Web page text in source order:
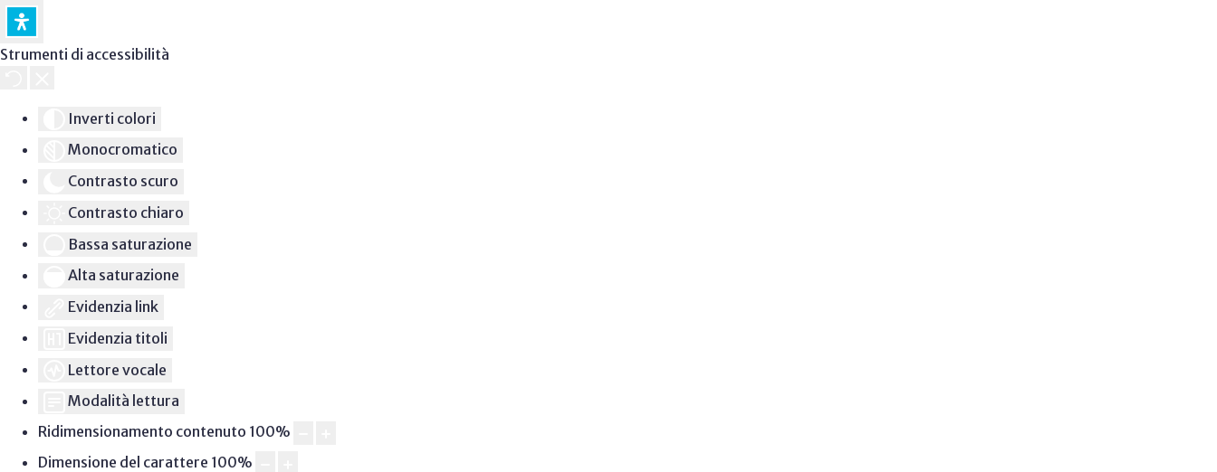
Strumenti di accessibilità
Inverti colori
Monocromatico
Contrasto scuro
Contrasto chiaro
Bassa saturazione
Alta saturazione
Evidenzia link
Evidenzia titoli
Lettore vocale
Modalità lettura
Ridimensionamento contenuto 100%
Dimensione del carattere 100%